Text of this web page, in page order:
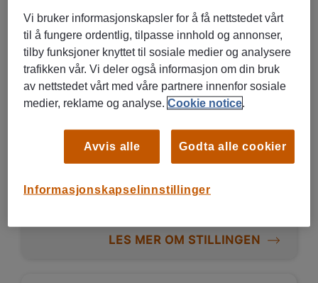
01/08/2026 NY
Manpower
Manpower Transport
Academy
Vikariat/ engasjement
Butikk og varehandel, Transport og
LES MER OM STILLINGEN
Vi bruker informasjonskapsler for å få nettstedet vårt
til å fungere ordentlig, tilpasse innhold og annonser,
tilby funksjoner knyttet til sosiale medier og analysere
trafikken vår. Vi deler også informasjon om din bruk
av nettstedet vårt med våre partnere innenfor sosiale
medier, reklame og analyse.Cookie notice
Informasjonskapselinnstillinger
Avvis alle Godta alle cookier